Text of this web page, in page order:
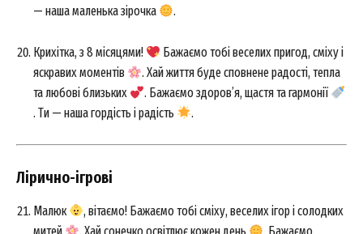
— наша маленька зірочка
.
Крихітка, з 8 місяцями!
Бажаємо тобі веселих пригод, сміху і
яскравих моментів
. Хай життя буде сповнене радості, тепла
та любові близьких
. Бажаємо здоров’я, щастя та гармонії
. Ти — наша гордість і радість
.
Лірично-ігрові
Малюк
, вітаємо! Бажаємо тобі сміху, веселих ігор і солодких